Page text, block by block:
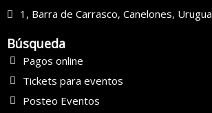
1, Barra de Carrasco, Canelones,
Búsqueda
Pagos online
Tickets para eventos
Posteo Eventos